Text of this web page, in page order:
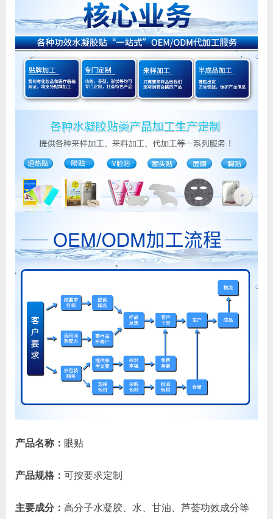
产品名称： 眼贴
产品规格： 可按要求定制
主要成分： 高分子水凝胶、水、甘油、芦荟功效成分等